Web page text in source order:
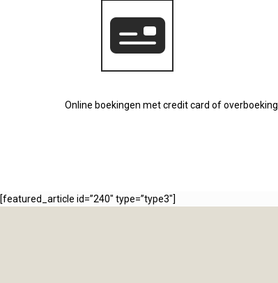
Online boekingen met credit card of overboeking.
[featured_article id=”240″ type=”type3″]